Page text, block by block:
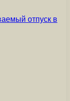
отпуск в